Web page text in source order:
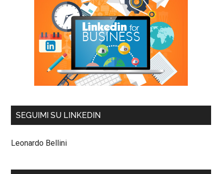
SEGUIMI SU LINKEDIN
Leonardo Bellini